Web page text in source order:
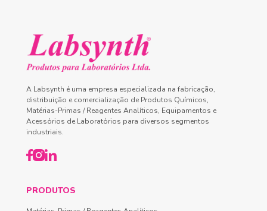
A Labsynth é uma empresa especializada na fabricação,
distribuição e comercialização de Produtos Químicos,
Matérias-Primas / Reagentes Analíticos, Equipamentos e
Acessórios de Laboratórios para diversos segmentos
industriais.
PRODUTOS